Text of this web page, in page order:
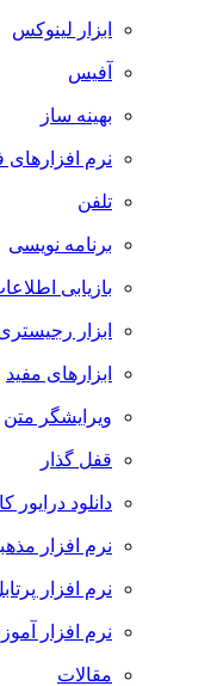
ابزار لینوکس
آفیس
بهینه ساز
نرم
تلفن
برنامه نویسی
بازیابی
ابزار
ابزارهای مفید
ویرایشگر متن
قفل گذار
دانلود درایور
نرم افزار
نرم افزار
نرم افزار
مقالات